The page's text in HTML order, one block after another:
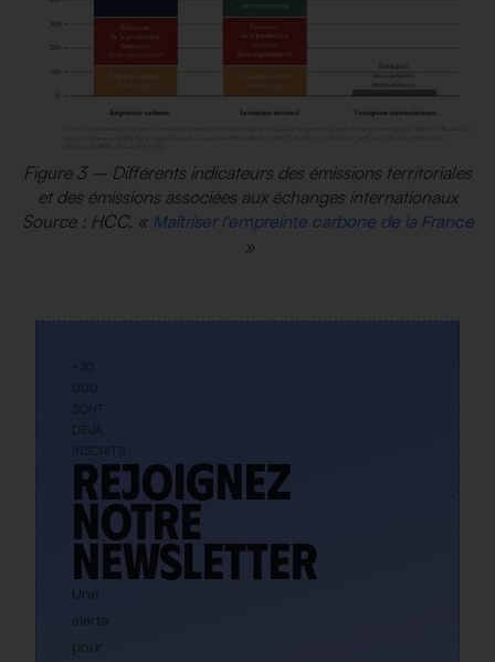
Figure 3 – Différents indicateurs des émissions territoriales
et des émissions associées aux échanges internationaux
Source : HCC, « Maîtriser l’empreinte carbone de la France
»
+30
000
SONT
DÉJÀ
INSCRITS
Rejoignez
notre
newsletter
Une
alerte
pour